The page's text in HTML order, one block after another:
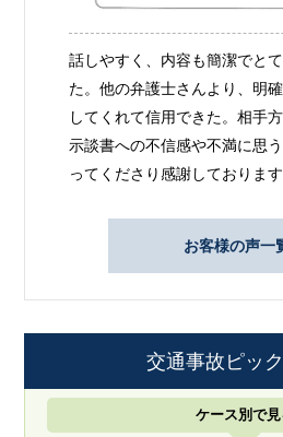
話しやすく、内容も簡潔でと
た。他の弁護士さんより、明
してくれて信用できた。相手
示談書への不信感や不満に思
ってくださり感謝しております
お客様の声一
交通事故ピッ
ケース別で見